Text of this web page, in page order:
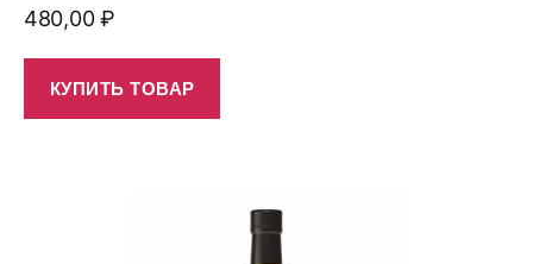
480,00₽
КУПИТЬ ТОВАР